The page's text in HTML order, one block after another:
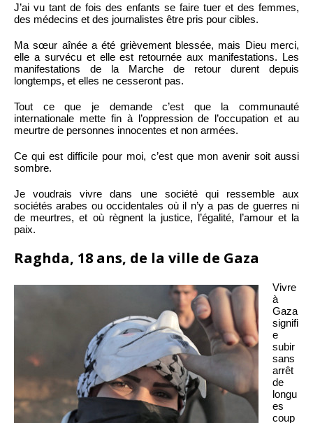
J’ai vu tant de fois des enfants se faire tuer et des femmes,
des médecins et des journalistes être pris pour cibles.
Ma sœur aînée a été grièvement blessée, mais Dieu merci,
elle a survécu et elle est retournée aux manifestations. Les
manifestations de la Marche de retour durent depuis
longtemps, et elles ne cesseront pas.
Tout ce que je demande c’est que la communauté
internationale mette fin à l’oppression de l’occupation et au
meurtre de personnes innocentes et non armées.
Ce qui est difficile pour moi, c’est que mon avenir soit aussi
sombre.
Je voudrais vivre dans une société qui ressemble aux
sociétés arabes ou occidentales où il n’y a pas de guerres ni
de meurtres, et où règnent la justice, l’égalité, l’amour et la
paix.
Raghda, 18 ans, de la ville de Gaza
Vivre
à
Gaza
signifi
e
subir
sans
arrêt
de
longu
es
coup